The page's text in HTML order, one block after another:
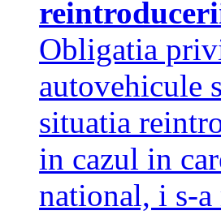
Obligatia
autovehicule
situatia
in cazul in
national, i s-